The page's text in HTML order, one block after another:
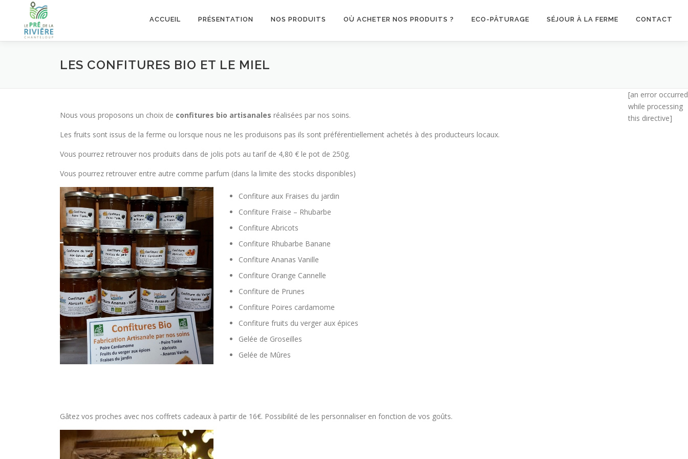
Aller au contenu
ACCUEIL PRÉSENTATION NOS PRODUITS OÙ ACHETER NOS PRODUITS ? ECO-PÂTURAGE SÉJOUR À LA FERME CONTACT
LES CONFITURES BIO ET LE MIEL
Nous vous proposons un choix de confitures bio artisanales réalisées par nos soins.
Les fruits sont issus de la ferme ou lorsque nous ne les produisons pas ils sont préférentiellement achetés à des producteurs locaux.
Vous pourrez retrouver nos produits dans de jolis pots au tarif de 4,80 € le pot de 250g.
Vous pourrez retrouver entre autre comme parfum (dans la limite des stocks disponibles)
Confiture aux Fraises du jardin
Confiture Fraise – Rhubarbe
Confiture Abricots
Confiture Rhubarbe Banane
Confiture Ananas Vanille
Confiture Orange Cannelle
Confiture de Prunes
Confiture Poires cardamome
Confiture fruits du verger aux épices
Gelée de Groseilles
Gelée de Mûres
Gâtez vos proches avec nos coffrets cadeaux à partir de 16€. Possibilité de les personnaliser en fonction de vos goûts.
[an error occurred
while processing
this directive]